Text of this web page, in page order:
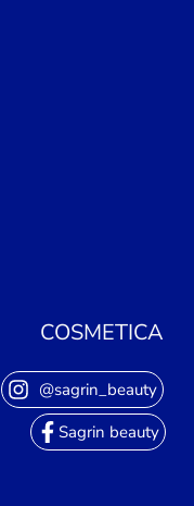
COSMETICA
@sagrin_beauty
Sagrin beauty